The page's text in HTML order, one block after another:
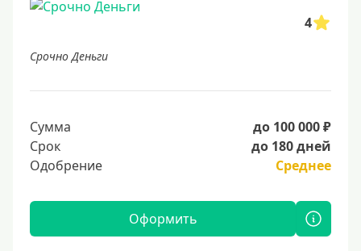
4
Срочно Деньги
Сумма
до 100 000 ₽
Срок
до 180 дней
Одобрение
Среднее
Оформить